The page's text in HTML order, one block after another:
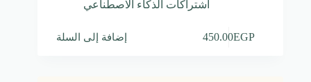
اشتراكات الذكاء الاصطناعي
450.00EGP إضافة إلى السلة